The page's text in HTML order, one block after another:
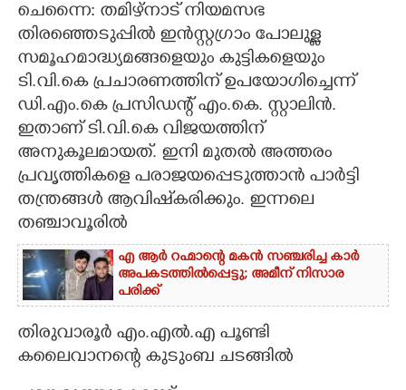
CARTOONS
LITERATURE
ZOOM
CONTACT US
ചെന്നൈ: തമിഴ്നാട് നിയമസഭ
തിരഞ്ഞെടുപ്പിൽ ഇൻസ്റ്റഗ്രാം പോലുള്ള
സമൂഹമാദ്ധ്യമങ്ങളെയും കുട്ടികളെയും
ടി.വി.കെ പ്രചാരണത്തിന് ഉപയോഗിച്ചെന്ന്
ഡി.എം.കെ പ്രസിഡന്റ് എം.കെ. സ്റ്റാലിൻ.
ഇതാണ് ടി.വി.കെ വിജയത്തിന്
അനുകൂലമായത്. ഇനി മുതൽ അത്തരം
പ്രവൃത്തികളെ പരാജയപ്പെടുത്താൻ പാർട്ടി
തന്ത്രങ്ങൾ ആവിഷ്‌കരിക്കും. ഇന്നലെ
തഞ്ചാവൂരിൽ
എ ആർ റഹ്മാന്റെ മകൻ സഞ്ചരിച്ച കാർ
അപകടത്തിൽപ്പെട്ടു; അമീന് നിസാര
പരിക്ക്
തിരുവാരൂർ എം.എൽ.എ പൂണ്ടി
കലൈവാനന്റെ കുടുംബ ചടങ്ങിൽ